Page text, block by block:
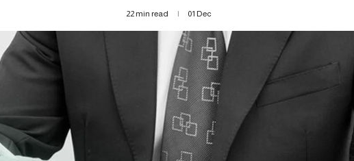
22 min read 01 Dec